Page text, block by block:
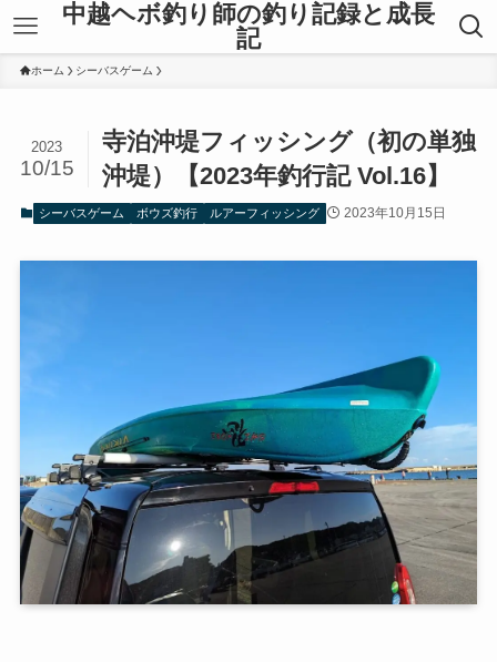
中越ヘボ釣り師の釣り記録と成長
記
ホーム シーバスゲーム
寺泊沖堤フィッシング（初の単独
沖堤）【2023年釣行記 Vol.16】
2023
10/15
シーバスゲーム ボウズ釣行 ルアーフィッシング 2023年10月15日